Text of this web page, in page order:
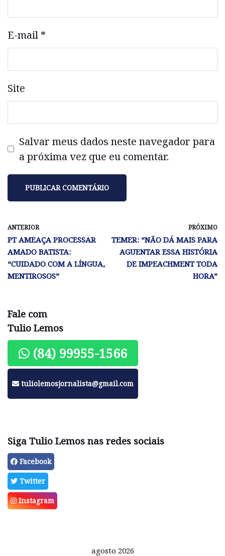
E-mail *
Site
Salvar meus dados neste navegador para
a próxima vez que eu comentar.
ANTERIOR
PT AMEAÇA PROCESSAR
AMADO BATISTA:
“CUIDADO COM A LÍNGUA,
MENTIROSOS”
PRÓXIMO
TEMER: “NÃO DÁ MAIS PARA
AGUENTAR ESSA HISTÓRIA
DE IMPEACHMENT TODA
HORA”
Fale com
Tulio Lemos
(84) 99955-1566
tuliolemosjornalista@gmail.com
Siga Tulio Lemos nas redes sociais
Facebook
Twitter
Instagram
agosto 2026